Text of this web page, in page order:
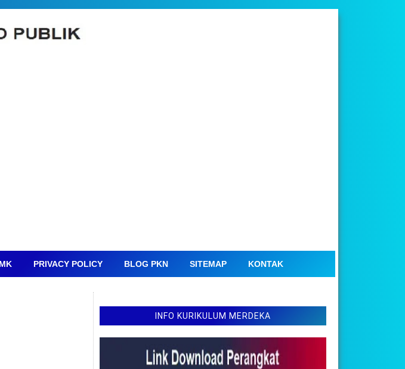
PRIVACY POLICY BLOG PKN SITEMAP KONTAK
INFO KURIKULUM MERDEKA